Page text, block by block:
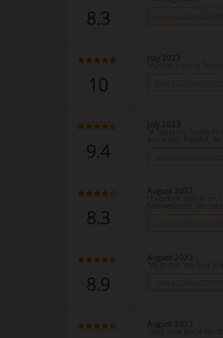
Leia a crítica
8.3
July 2023
“Au cœur de la
Leia a crítica
10
July 2023
“A fantastic family
extremely helpful.
Leia a crítica
9.4
August 2022
“Excellent séjour
bienveillants,
Leia a crítica
8.3
August 2022
“All good. We had
Leia a crítica
8.9
August 2022
“very nice place for